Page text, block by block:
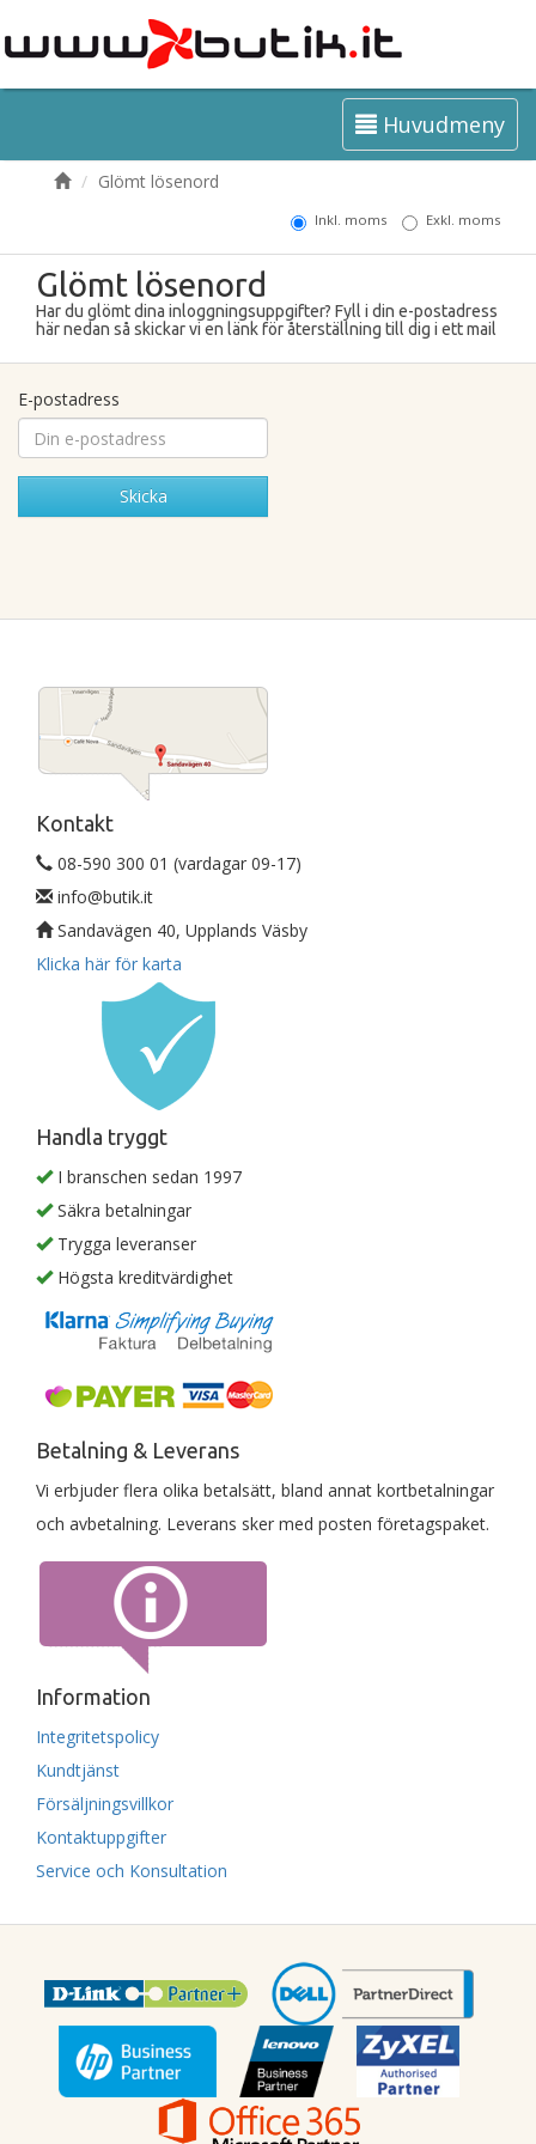
Huvudmeny
Glömt lösenord
Inkl. moms Exkl. moms
Glömt lösenord
Har du glömt dina inloggningsuppgifter? Fyll i din e-postadress
här nedan så skickar vi en länk för återställning till dig i ett mail
E-postadress
Skicka
Kontakt
08-590 300 01 (vardagar 09-17)
info@butik.it
Sandavägen 40, Upplands Väsby
Klicka här för karta
Handla tryggt
I branschen sedan 1997
Säkra betalningar
Trygga leveranser
Högsta kreditvärdighet
Betalning & Leverans
Vi erbjuder flera olika betalsätt, bland annat kortbetalningar
och avbetalning. Leverans sker med posten företagspaket.
Information
Integritetspolicy
Kundtjänst
Försäljningsvillkor
Kontaktuppgifter
Service och Konsultation